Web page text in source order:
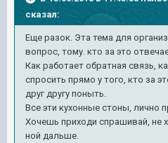
сказал:
Еще разок. Эта тема для
вопрос, тому. кто за это
Как работает обратная связь,
спросить прямо у того, кто за
друг другу поныть.
Все эти кухонные стоны, лично
Хочешь приходи спрашивай, не
ной дальше.